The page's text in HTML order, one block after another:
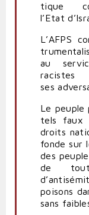
tique
l’Etat
L’AFPS
au
ses
Le peuple
tels faux
droits
fonde sur
des
de
poisons
sans